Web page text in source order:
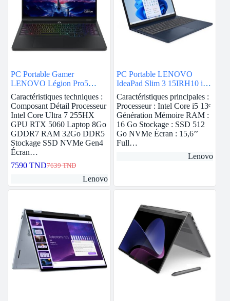
PC Portable Gamer
LENOVO Légion Pro5
16IAX10 Ultra 7 255HX
32G RTX 5060
Caractéristiques techniques :
Composant Détail Processeur
Intel Core Ultra 7 255HX
GPU RTX 5060 Laptop 8Go
GDDR7 RAM 32Go DDR5
Stockage SSD NVMe Gen4
Écran…
7639TND
Le
initial
7590 TNDLe
actuel
Lenovo
PC Portable LENOVO
IdeaPad Slim 3 15IRH10 i5
13è Gén 16Go 512Go SSD –
Bleu
Caractéristiques principales :
Processeur : Intel Core i5 13ᵉ
Génération Mémoire RAM :
16 Go Stockage : SSD 512
Go NVMe Écran : 15,6’’
Full…
Lenovo